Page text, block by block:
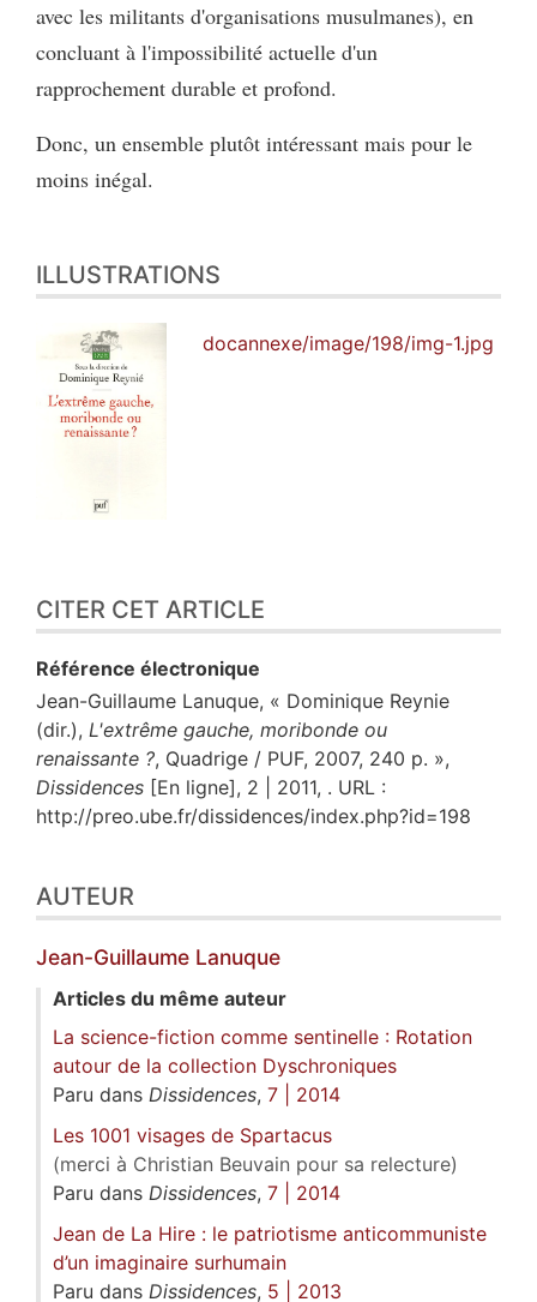
avec les militants d'organisations musulmanes), en
concluant à l'impossibilité actuelle d'un
rapprochement durable et profond.
Donc, un ensemble plutôt intéressant mais pour le
moins inégal.
ILLUSTRATIONS
docannexe/image/198/img-1.jpg
CITER CET ARTICLE
Référence électronique
Jean-Guillaume Lanuque, « Dominique Reynie
(dir.), L'extrême gauche, moribonde ou
renaissante ?, Quadrige / PUF, 2007, 240 p. »,
Dissidences [En ligne], 2 | 2011, . URL :
http://preo.ube.fr/dissidences/index.php?id=198
AUTEUR
Jean-Guillaume Lanuque
Articles du même auteur
La science-fiction comme sentinelle : Rotation
autour de la collection Dyschroniques
Paru dans Dissidences, 7 | 2014
Les 1001 visages de Spartacus
(merci à Christian Beuvain pour sa relecture)
Paru dans Dissidences, 7 | 2014
Jean de La Hire : le patriotisme anticommuniste
d’un imaginaire surhumain
Paru dans Dissidences, 5 | 2013